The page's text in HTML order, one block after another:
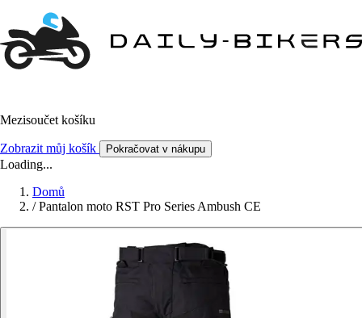
Mezisoučet košíku
Zobrazit můj košík Pokračovat v nákupu
Loading...
Domů
/ Pantalon moto RST Pro Series Ambush CE